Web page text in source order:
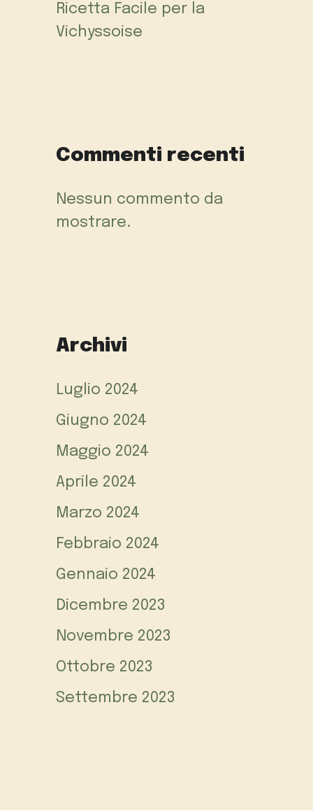
Ricetta Facile per la
Vichyssoise
Commenti recenti
Nessun commento da
mostrare.
Archivi
Luglio 2024
Giugno 2024
Maggio 2024
Aprile 2024
Marzo 2024
Febbraio 2024
Gennaio 2024
Dicembre 2023
Novembre 2023
Ottobre 2023
Settembre 2023